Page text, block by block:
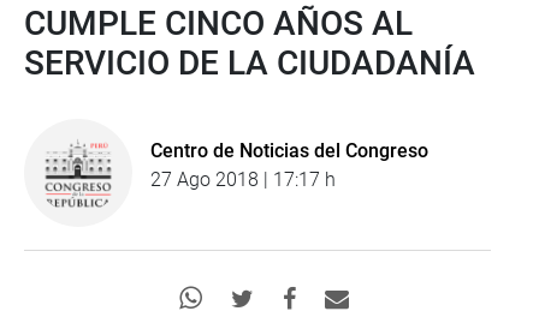
CUMPLE CINCO AÑOS AL
SERVICIO DE LA CIUDADANÍA
Centro de Noticias del Congreso
27 Ago 2018 | 17:17 h